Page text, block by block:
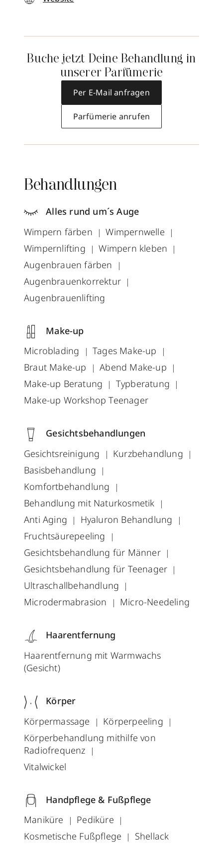
Buche jetzt Deine Behandlung in
unserer Parfümerie
Per E-Mail anfragen
Parfümerie anrufen
Behandlungen
Alles rund um´s Auge
Wimpern färben
Wimpernwelle
Wimpernlifting
Wimpern kleben
Augenbrauen färben
Augenbrauenkorrektur
Augenbrauenlifting
Make-up
Microblading
Tages Make-up
Braut Make-up
Abend Make-up
Make-up Beratung
Typberatung
Make-up Workshop Teenager
Gesichtsbehandlungen
Gesichtsreinigung
Kurzbehandlung
Basisbehandlung
Komfortbehandlung
Behandlung mit Naturkosmetik
Anti Aging
Hyaluron Behandlung
Fruchtsäurepeeling
Gesichtsbehandlung für Männer
Gesichtsbehandlung für Teenager
Ultraschallbehandlung
Microdermabrasion
Micro-Needeling
Haarentfernung
Haarentfernung mit Warmwachs
(Gesicht)
Körper
Körpermassage
Körperpeeling
Körperbehandlung mithilfe von
Radiofrequenz
Vitalwickel
Handpflege & Fußpflege
Maniküre
Pediküre
Kosmetische Fußpflege
Shellack